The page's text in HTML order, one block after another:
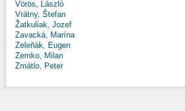
Vörös, László
Vrátny, Štefan
Žatkuliak, Jozef
Zavacká, Marína
Zeleňák, Eugen
Zemko, Milan
Zmátlo, Peter